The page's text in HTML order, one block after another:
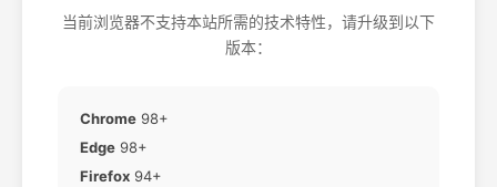
当前浏览器不支持本站所需的技术特性，请升级到以下
版本：
Chrome 98+
Edge 98+
Firefox 94+